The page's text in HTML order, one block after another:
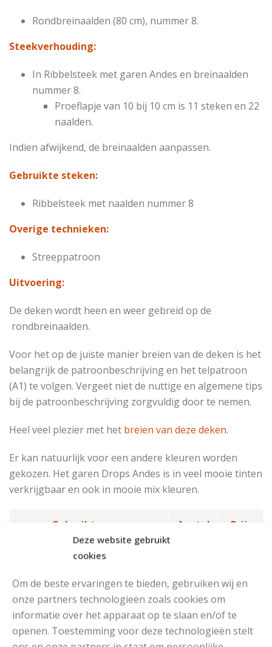
Deze website gebruikt
cookies
Om de beste ervaringen te bieden, gebruiken wij en
onze partners technologieën zoals cookies om
informatie over het apparaat op te slaan en/of te
openen. Toestemming voor deze technologieën stelt
Rondbreinaalden (80 cm), nummer 8.
Steekverhouding:
In Ribbelsteek met garen Andes en breinaalden
nummer 8.
Proeflapje van 10 bij 10 cm is 11 steken en 22
naalden.
Indien afwijkend, de breinaalden aanpassen.
Gebruikte steken:
Ribbelsteek met naalden nummer 8
Overige technieken:
Streeppatroon
Uitvoering:
De deken wordt heen en weer gebreid op de
rondbreinaalden.
Voor het op de juiste manier breien van de deken is het
belangrijk de patroonbeschrijving en het telpatroon
(A1) te volgen. Vergeet niet de nuttige en algemene tips
bij de patroonbeschrijving zorgvuldig door te nemen.
Heel veel plezier met het breien van deze deken.
Er kan natuurlijk voor een andere kleuren worden
gekozen. Het garen Drops Andes is in veel mooie tinten
verkrijgbaar en ook in mooie mix kleuren.
Gebruikt garen Aantal Prijs
Drops Andes Uni Colour (50 gr)
Drops Andes Mix (50 gr) 1300 € 4,80
Download Patroon